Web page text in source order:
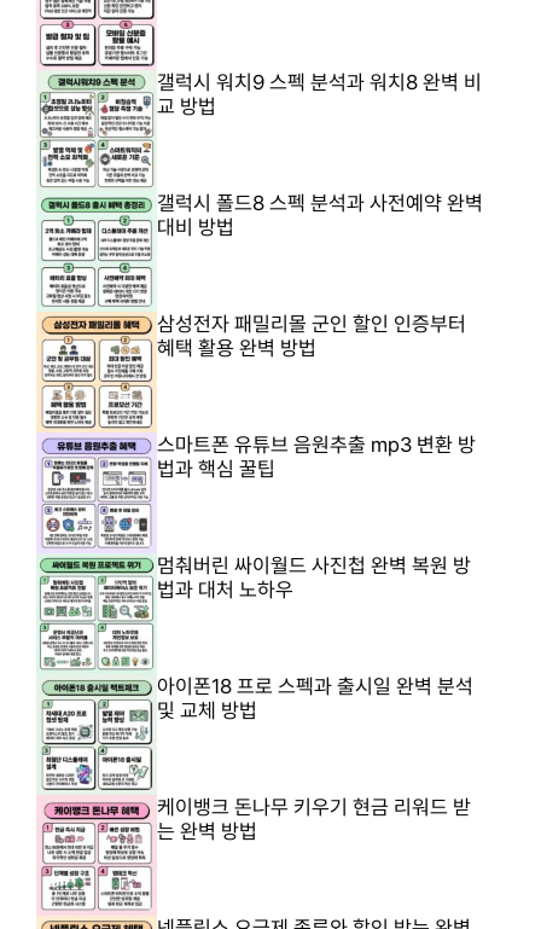
갤럭시 워치9 스펙 분석과 워치8 완벽 비
교 방법
갤럭시 폴드8 스펙 분석과 사전예약 완벽
대비 방법
삼성전자 패밀리몰 군인 할인 인증부터
혜택 활용 완벽 방법
스마트폰 유튜브 음원추출 mp3 변환 방
법과 핵심 꿀팁
멈춰버린 싸이월드 사진첩 완벽 복원 방
법과 대처 노하우
아이폰18 프로 스펙과 출시일 완벽 분석
및 교체 방법
케이뱅크 돈나무 키우기 현금 리워드 받
는 완벽 방법